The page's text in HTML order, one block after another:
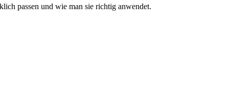
passen und wie man sie richtig anwendet.